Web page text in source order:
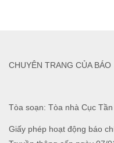
Tòa soạn: Tòa nhà Cục
Giấy phép hoạt động báo
CHUYÊN TRANG CỦA BÁO